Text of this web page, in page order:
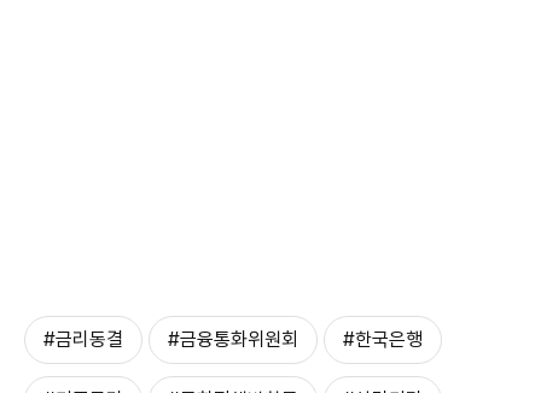
#금리동결 #금융통화위원회 #한국은행